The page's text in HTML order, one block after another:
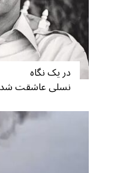
در یک نگاه
نسلی عاشقت شد
S
e
a
c